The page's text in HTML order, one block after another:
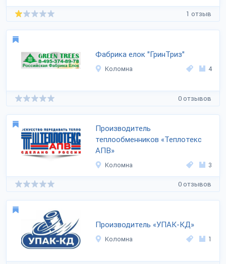
1 отзыв
Фабрика елок "ГринТриз"
Коломна 4
0 отзывов
Производитель
теплообменников «Теплотекс
АПВ»
Коломна 3
0 отзывов
Производитель «УПАК-КД»
Коломна 1